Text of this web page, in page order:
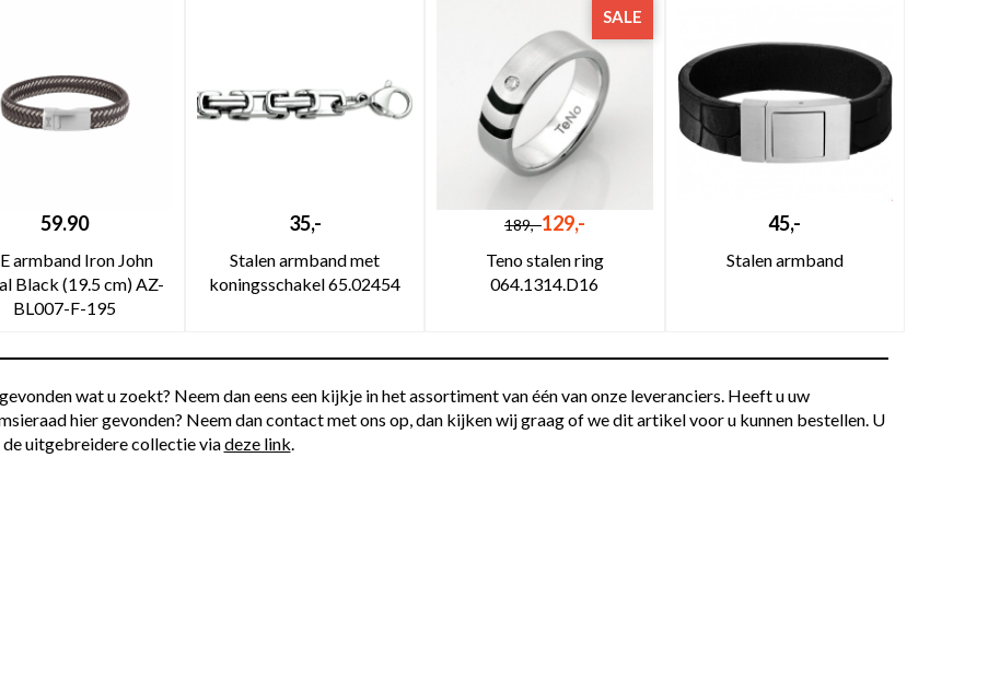
59.90
armband Iron John
Black (19.5 cm) AZ-
BL007-F-195
35,-
Stalen armband met
koningsschakel 65.02454
SALE
189,-129,-
Teno stalen ring
064.1314.D16
45,-
Stalen armband
wat u zoekt? Neem dan eens een kijkje in het assortiment van één van onze leveranciers. Heeft u uw
hier gevonden? Neem dan contact met ons op, dan kijken wij graag of we dit artikel voor u kunnen bestellen. U
uitgebreidere collectie viadeze link.